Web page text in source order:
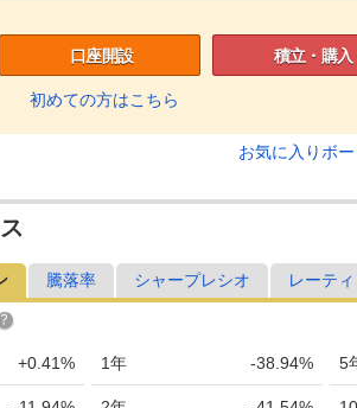
口座開設
初めての方はこちら
積立・購入
お気に入りボ
騰落率 シャープレシオ レーテ
+0.41% 1年 -38.94% 5